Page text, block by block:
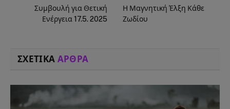
Συμβουλή για Θετική
Ενέργεια 17.5. 2025
Η Μαγνητική Έλξη Κάθε
Ζωδίου
ΣΧΕΤΙΚΑ ΑΡΘΡΑ